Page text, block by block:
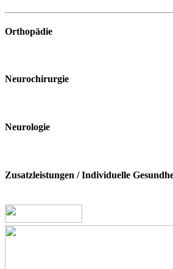
Orthopädie
Neurochirurgie
Neurologie
Zusatzleistungen /Individuelle